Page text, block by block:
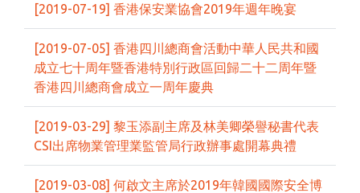
[2019-07-19] 香港保安業協會2019年週年晚宴
[2019-07-05] 香港四川總商會活動中華人民共和國
成立七十周年暨香港特別行政區回歸二十二周年暨
香港四川總商會成立一周年慶典
[2019-03-29] 黎玉添副主席及林美卿榮譽秘書代表
CSI出席物業管理業監管局行政辦事處開幕典禮
[2019-03-08] 何啟文主席於2019年韓國國際安全博